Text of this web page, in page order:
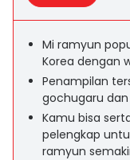
Mi ramyun
Korea dengan
Penampilan
gochugaru
Kamu bisa
pelengkap
ramyun